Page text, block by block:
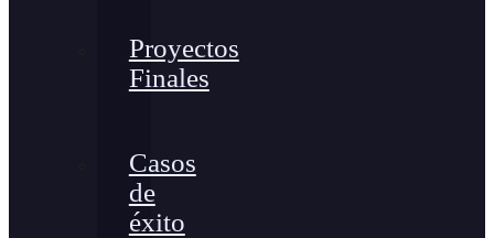
Proyectos
Finales
Casos
de
éxito